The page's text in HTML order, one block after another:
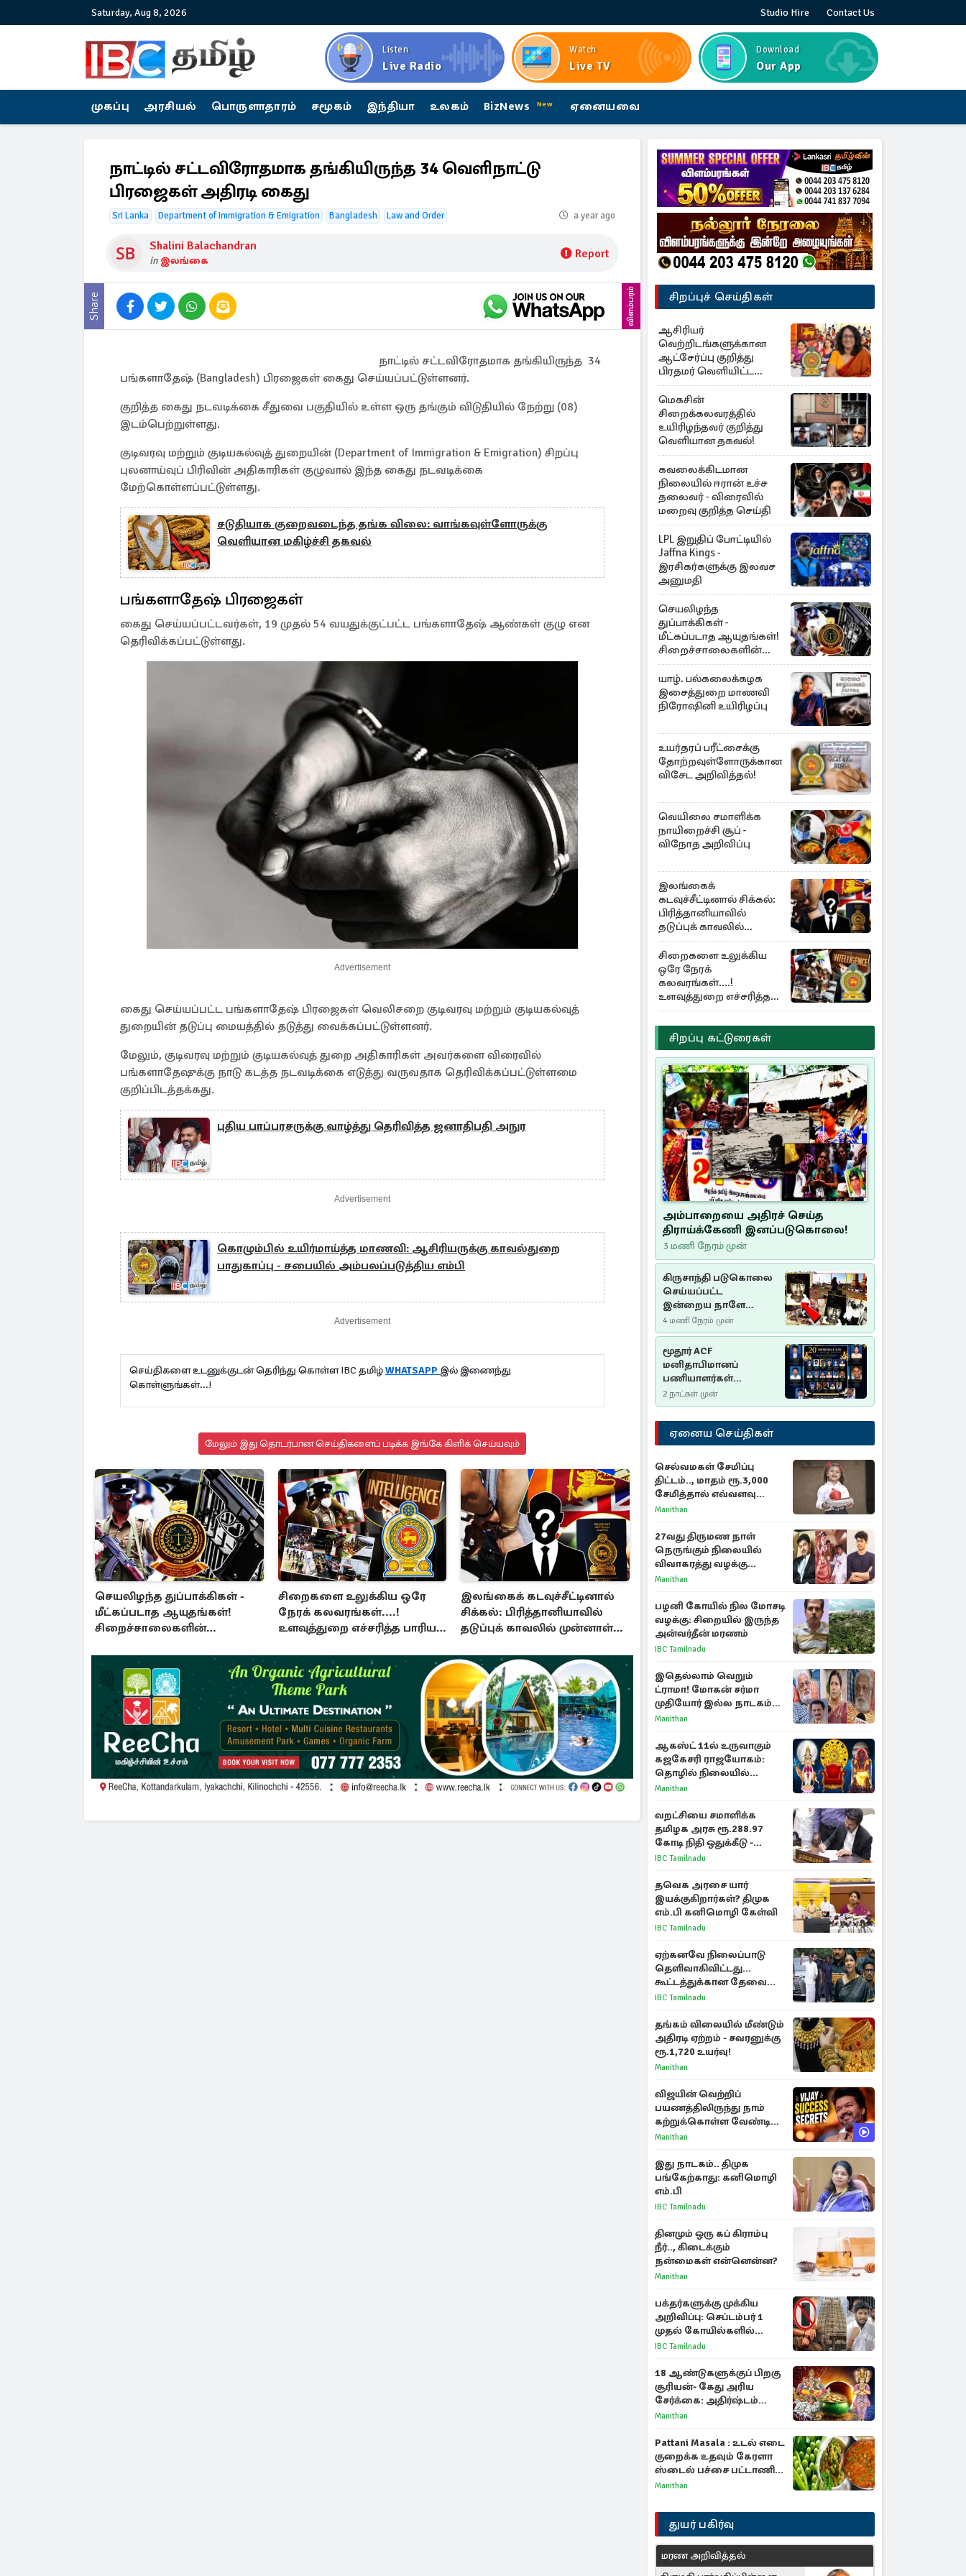
Saturday, Aug 8, 2026 Studio Hire Contact Us
Listen
Live Radio
Watch
Live TV
Download
Our App
முகப்பு அரசியல் பொருளாதாரம் சமூகம் இந்தியா உலகம் BizNews New ஏனையவை
நாட்டில் சட்டவிரோதமாக தங்கியிருந்த 34 வெளிநாட்டு
பிரஜைகள் அதிரடி கைது
Sri Lanka Department of Immigration & Emigration Bangladesh Law and Order a year ago
Shalini Balachandran
in இலங்கை Report
Share விளம்பரம்
நாட்டில் சட்டவிரோதமாக தங்கியிருந்த 34
பங்களாதேஷ் (Bangladesh) பிரஜைகள் கைது செய்யப்பட்டுள்ளனர்.
குறித்த கைது நடவடிக்கை சீதுவை பகுதியில் உள்ள ஒரு தங்கும் விடுதியில் நேற்று (08)
இடம்பெற்றுள்ளது.
குடிவரவு மற்றும் குடியகல்வுத் துறையின் (Department of Immigration & Emigration) சிறப்பு
புலனாய்வுப் பிரிவின் அதிகாரிகள் குழுவால் இந்த கைது நடவடிக்கை
மேற்கொள்ளப்பட்டுள்ளது.
சடுதியாக குறைவடைந்த தங்க விலை: வாங்கவுள்ளோருக்கு
வெளியான மகிழ்ச்சி தகவல்
பங்களாதேஷ் பிரஜைகள்
கைது செய்யப்பட்டவர்கள், 19 முதல் 54 வயதுக்குட்பட்ட பங்களாதேஷ் ஆண்கள் குழு என
தெரிவிக்கப்பட்டுள்ளது.
Advertisement
கைது செய்யப்பட்ட பங்களாதேஷ் பிரஜைகள் வெலிசறை குடிவரவு மற்றும் குடியகல்வுத்
துறையின் தடுப்பு மையத்தில் தடுத்து வைக்கப்பட்டுள்ளனர்.
மேலும், குடிவரவு மற்றும் குடியகல்வுத் துறை அதிகாரிகள் அவர்களை விரைவில்
பங்களாதேஷுக்கு நாடு கடத்த நடவடிக்கை எடுத்து வருவதாக தெரிவிக்கப்பட்டுள்ளமை
குறிப்பிடத்தக்கது.
புதிய பாப்பரசருக்கு வாழ்த்து தெரிவித்த ஜனாதிபதி அநுர
Advertisement
கொழும்பில் உயிர்மாய்த்த மாணவி: ஆசிரியருக்கு காவல்துறை
பாதுகாப்பு - சபையில் அம்பலப்படுத்திய எம்பி
Advertisement
செய்திகளை உடனுக்குடன் தெரிந்து கொள்ள IBC தமிழ்WHATSAPP இல் இணைந்து
கொள்ளுங்கள்...!
மேலும் இது தொடர்பான செய்திகளைப் படிக்க இங்கே கிளிக் செய்யவும்
செயலிழந்த துப்பாக்கிகள் -
மீட்கப்படாத ஆயுதங்கள்!
சிறைச்சாலைகளின்
அச்சுறுத்தல்
சிறைகளை உலுக்கிய ஒரே
நேரக் கலவரங்கள்....!
உளவுத்துறை எச்சரித்த பாரிய
இலங்கைக் கடவுச்சீட்டினால்
சிக்கல்: பிரித்தானியாவில்
தடுப்புக் காவலில் முன்னாள்
சிறப்புச் செய்திகள்
ஆசிரியர்
வெற்றிடங்களுக்கான
ஆட்சேர்ப்பு குறித்து
பிரதமர் வெளியிட்ட
அறிவிப்பு
மெகசின்
சிறைக்கலவரத்தில்
உயிரிழந்தவர் குறித்து
வெளியான தகவல்!
கவலைக்கிடமான
நிலையில் ஈரான் உச்ச
தலைவர் - விரைவில்
மறைவு குறித்த செய்தி
LPL இறுதிப் போட்டியில்
Jaffna Kings -
இரசிகர்களுக்கு இலவச
அனுமதி
செயலிழந்த
துப்பாக்கிகள் -
மீட்கப்படாத ஆயுதங்கள்!
சிறைச்சாலைகளின்
பாதுகாப்பில் பாரிய
அச்சுறுத்தல்
யாழ். பல்கலைக்கழக
இசைத்துறை மாணவி
நிரோஷினி உயிரிழப்பு
உயர்தரப் பரீட்சைக்கு
தோற்றவுள்ளோருக்கான
விசேட அறிவித்தல்!
வெயிலை சமாளிக்க
நாயிறைச்சி சூப் -
விநோத அறிவிப்பு
இலங்கைக்
கடவுச்சீட்டினால் சிக்கல்:
பிரித்தானியாவில்
தடுப்புக் காவலில்
முன்னாள் எம்.பி!
சிறைகளை உலுக்கிய
ஒரே நேரக்
கலவரங்கள்....!
உளவுத்துறை எச்சரித்த
பாரிய சதி அம்பலம்
சிறப்பு கட்டுரைகள்
அம்பாறையை அதிரச் செய்த
திராய்க்கேணி இனப்படுகொலை!
3 மணி நேரம் முன்
கிருசாந்தி படுகொலை
செய்யப்பட்ட
இன்றைய நாளே
செம்மணி
இனப்படுகொலை
தினம்…!
4 மணி நேரம் முன்
மூதூர் ACF
மனிதாபிமானப்
பணியாளர்கள்
படுகொலை (2006): 20
ஆண்டுகளாகியும் நீதி
மறுக்கப்பட்ட
மனிதாபிமானப்
பேரவலம்
2 நாட்கள் முன்
ஏனைய செய்திகள்
செல்வமகள் சேமிப்பு
திட்டம்.., மாதம் ரூ.3,000
சேமித்தால் எவ்வளவு
கிடைக்கும்?
Manithan
27வது திருமண நாள்
நெருங்கும் நிலையில்
விவாகரத்து வழக்கு
வாபஸ்! விஜய்யுடன்
Manithan
பழனி கோயில் நில மோசடி
வழக்கு: சிறையில் இருந்த
அன்வர்தீன் மரணம்
IBC Tamilnadu
இதெல்லாம் வெறும்
ட்ராமா! மோகன் சர்மா
முதியோர் இல்ல நாடகம்
குறித்து குட்டி பத்மினி
Manithan
ஆகஸ்ட் 11ல் உருவாகும்
கஜகேசரி ராஜயோகம்:
தொழில் நிலையில்
அதிர்ஷ்டம் பெறும் 3
Manithan
வறட்சியை சமாளிக்க
தமிழக அரசு ரூ.288.97
கோடி நிதி ஒதுக்கீடு -
வெளியான அரசாணை
IBC Tamilnadu
தவெக அரசை யார்
இயக்குகிறார்கள்? திமுக
எம்.பி கனிமொழி கேள்வி
IBC Tamilnadu
ஏற்கனவே நிலைப்பாடு
தெளிவாகிவிட்டது...
கூட்டத்துக்கான தேவை
என்ன? - கனிமொழி
IBC Tamilnadu
தங்கம் விலையில் மீண்டும்
அதிரடி ஏற்றம் - சவரனுக்கு
ரூ.1,720 உயர்வு!
Manithan
விஜயின் வெற்றிப்
பயணத்திலிருந்து நாம்
கற்றுக்கொள்ள வேண்டிய
முக்கிய 3 விடயங்கள்!
Manithan
இது நாடகம்.. திமுக
பங்கேற்காது: கனிமொழி
எம்.பி
IBC Tamilnadu
தினமும் ஒரு கப் கிராம்பு
நீர்.., கிடைக்கும்
நன்மைகள் என்னென்ன?
Manithan
பக்தர்களுக்கு முக்கிய
அறிவிப்பு: செப்டம்பர் 1
முதல் கோயில்களில்
மொபைலுக்கு தடை!
IBC Tamilnadu
18 ஆண்டுகளுக்குப் பிறகு
சூரியன்- கேது அரிய
சேர்க்கை: அதிர்ஷ்டம்
பெறும் 3 ராசிகள்!
Manithan
Pattani Masala : உடல் எடை
குறைக்க உதவும் கேரளா
ஸ்டைல் பச்சை பட்டாணி
கிரேவி
Manithan
துயர் பகிர்வு
மரண அறிவித்தல்